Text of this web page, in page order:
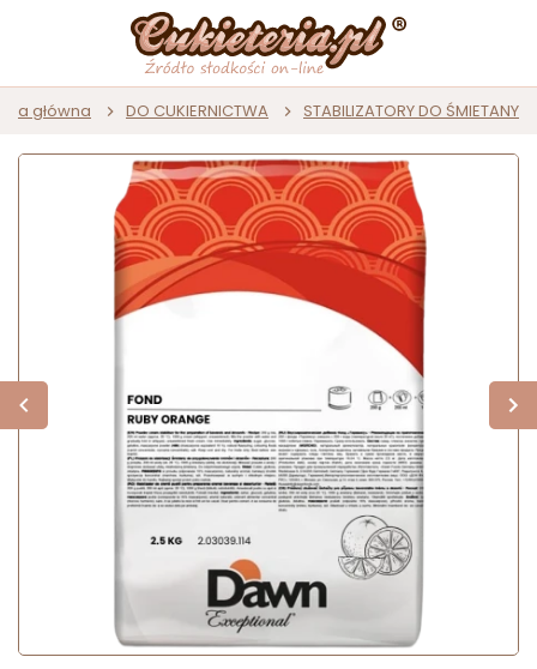
główna DO CUKIERNICTWA STABILIZATORY DO ŚMIETANY